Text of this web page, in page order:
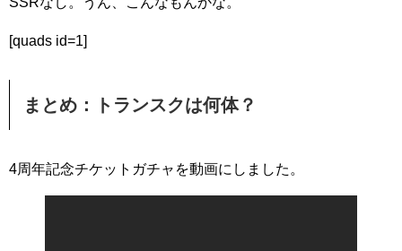
[quads id=1]
まとめ：トランスクは何体？
4周年記念チケットガチャを動画にしました。